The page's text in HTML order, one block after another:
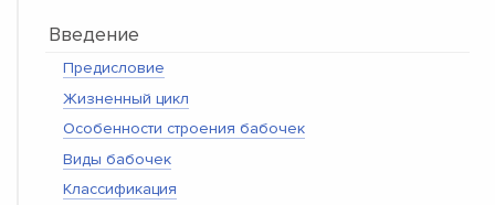
Введение
Предисловие
Жизненный цикл
Особенности строения бабочек
Виды бабочек
Классификация